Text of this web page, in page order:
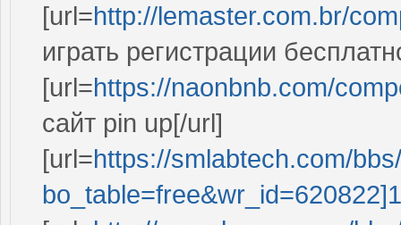
[url=http://lemaster.com.br/
играть регистрации
[url=https://naonbnb.com/
сайт pin up[/url]
[url=https://smlabtech.com/